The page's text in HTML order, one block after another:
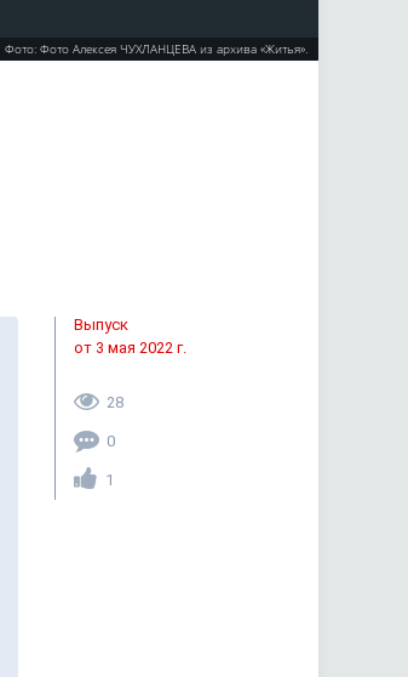
Фото: Фото Алексея ЧУХЛАНЦЕВА из архива «Житья».
Выпуск
от 3 мая 2022 г.
28
0
1